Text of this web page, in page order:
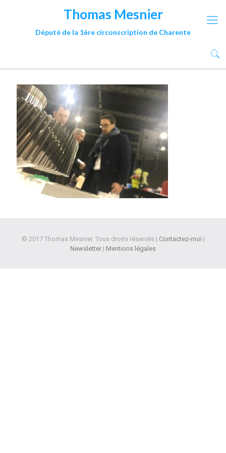
Thomas Mesnier
Député de la 1ère circonscription de Charente
© 2017 Thomas Mesnier. Tous droits réservés | Contactez-moi |
Newsletter | Mentions légales